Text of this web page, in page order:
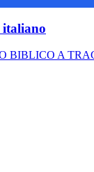
italiano
BIBLICO A